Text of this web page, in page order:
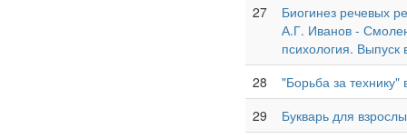
27
Биогинез речевых
А.Г. Иванов -
психология. Выпуск
28
"Борьба за
29
Букварь для